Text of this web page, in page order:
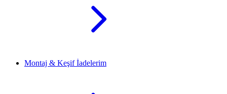
Montaj & Keşif İadelerim